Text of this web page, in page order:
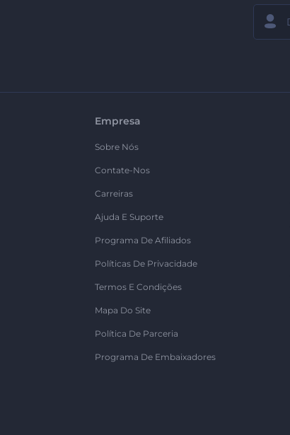
Empresa
Sobre Nós
Contate-Nos
Carreiras
Ajuda E Suporte
Programa De Afiliados
Políticas De Privacidade
Termos E Condições
Mapa Do Site
Política De Parceria
Programa De Embaixadores